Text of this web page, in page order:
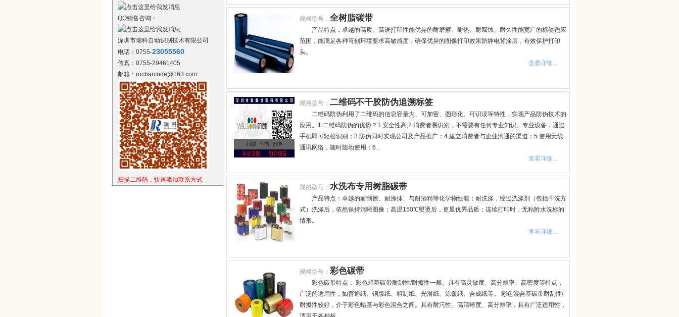
QQ销售咨询：
深圳市瑞科自动识别技术有限公司
电话：0755-23055560
传真：0755-29461405
邮箱：rocbarcode@163.com
扫描二维码，快速添加联系方式
规格型号： 全树脂碳带
产品特点：卓越的高质、高速打印性能优异的耐磨擦、耐热、耐腐蚀、耐久性能宽广的标签适应
范围，能满足各种苛刻环境要求高敏感度，确保优异的图像打印效果防静电背涂层，有效保护打印
头。
查看详细...
规格型号： 二维码不干胶防伪追溯标签
二维码防伪利用了二维码的信息容量大、可加密、图形化、可识读等特性，实现产品防伪技术的
应用。1.二维码防伪的优势？1.安全性高;2.消费者易识别，不需要有任何专业知识、专业设备，通过
手机即可轻松识别；3.防伪同时实现公司及产品推广；4.建立消费者与企业沟通的渠道；5.使用无线
通讯网络，随时随地使用；6...
查看详细...
规格型号： 水洗布专用树脂碳带
产品特点：卓越的耐刮擦、耐涂抹、与耐酒精等化学物性能；耐洗涤，经过洗涤剂（包括干洗方
式）洗涤后，依然保持清晰图像；高温150℃熨烫后，更显优秀品质；连续打印时，无粘附水洗标的
情形。
查看详细...
规格型号： 彩色碳带
彩色碳带特点： 彩色蜡基碳带耐刮性/耐擦性一般。具有高灵敏度、高分辨率、高密度等特点，
广泛的适用性，如普通纸、铜版纸、粗制纸、光滑纸、涂覆纸、合成纸等。 彩色混合基碳带耐刮性/
耐擦性较好，介于彩色蜡基与彩色混合之间。具有耐污性、高清晰度、高分辨率，具有广泛适用性，